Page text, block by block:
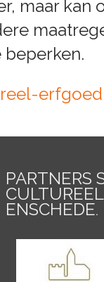
maar kan
erfgoed
PARTNERS
ENSCHEDE.